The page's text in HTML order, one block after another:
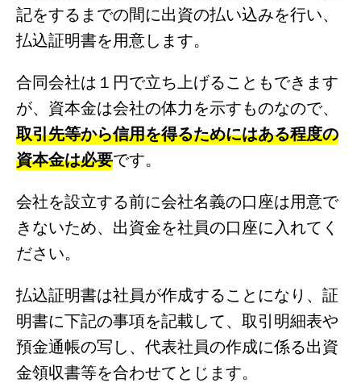
記をするまでの間に出資の払い込みを行い、
払込証明書を用意します。
合同会社は１円で立ち上げることもできます
が、資本金は会社の体力を示すものなので、
取引先等から信用を得るためにはある程度の
資本金は必要です。
会社を設立する前に会社名義の口座は用意で
きないため、出資金を社員の口座に入れてく
ださい。
払込証明書は社員が作成することになり、証
明書に下記の事項を記載して、取引明細表や
預金通帳の写し、代表社員の作成に係る出資
金領収書等を合わせてとじます。